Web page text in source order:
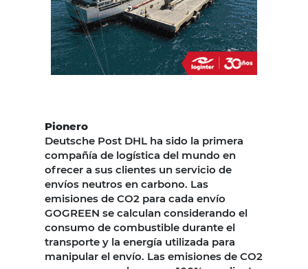
Pionero
Deutsche Post DHL ha sido la primera
compañía de logística del mundo en
ofrecer a sus clientes un servicio de
envíos neutros en carbono. Las
emisiones de CO2 para cada envío
GOGREEN se calculan considerando el
consumo de combustible durante el
transporte y la energía utilizada para
manipular el envío. Las emisiones de CO2